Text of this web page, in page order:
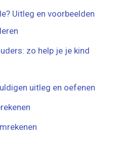
Uitleg en voorbeelden
zo help je je kind
uitleg en oefenen